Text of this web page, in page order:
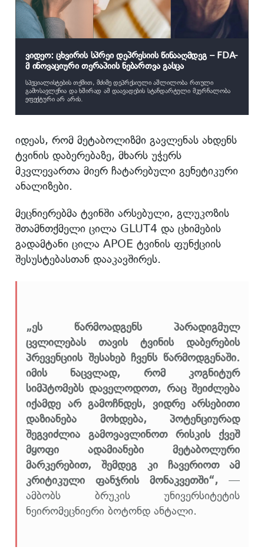
ვიდეო: ცხვირის სპრეი დეპრესიის წინააღმდეგ – FDA-
მ ინოვაციური თერაპიის ნებართვა გასცა
სპეციალისტების თქმით, მძიმე დეპრესიული აშლილობა რთული
გამოსავლენია და ხშირად ამ დაავადების სტანდარტული მკურნალობა
ეფექტური არ არის.
იდეას, რომ მეტაბოლიზმი გავლენას ახდენს
ტვინის დაბერებაზე, მხარს უჭერს
მკვლევართა მიერ ჩატარებული გენეტიკური
ანალიზები.
მეცნიერებმა ტვინში არსებული, გლუკოზის
შთამნთქმელი ცილა GLUT4 და ცხიმების
გადამტანი ცილა APOE ტვინის ფუნქციის
შესუსტებასთან დააკავშირეს.
„ეს წარმოადგენს პარადიგმულ
ცვლილებას თავის ტვინის დაბერების
პრევენციის შესახებ ჩვენს წარმოდგენაში.
იმის ნაცვლად, რომ კოგნიტურ
სიმპტომებს დაველოდოთ, რაც შეიძლება
იქამდე არ გამოჩნდეს, ვიდრე არსებითი
დაზიანება მოხდება, პოტენციურად
შეგვიძლია გამოვავლინოთ რისკის ქვეშ
მყოფი ადამიანები მეტაბოლური
მარკერებით, შემდეგ კი ჩავერიოთ ამ
კრიტიკული ფანჯრის მონაკვეთში“, —
ამბობს ბრუკის უნივერსიტეტის
ნეირომეცნიერი ბოტონდ ანტალი.